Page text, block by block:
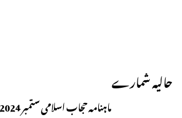
حالیہ شمارے
ماہنامہ حجاب اسلامی ستمبر 2024